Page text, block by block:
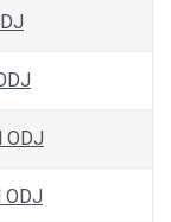
ODJ
ODJ